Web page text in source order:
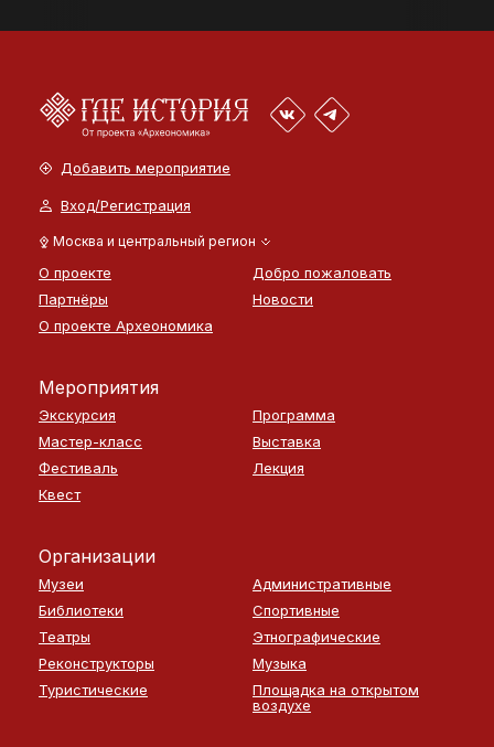
Добавить мероприятие
Вход/Регистрация
Москва и центральный регион
О проекте
Добро пожаловать
Партнёры
Новости
О проекте Археономика
Мероприятия
Экскурсия
Программа
Мастер-класс
Выставка
Фестиваль
Лекция
Квест
Организации
Музеи
Административные
Библиотеки
Спортивные
Театры
Этнографические
Реконструкторы
Музыка
Туристические
Площадка на открытом
воздухе